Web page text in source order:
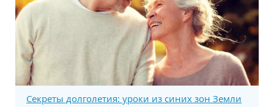
Секреты долголетия: уроки из синих зон Земли